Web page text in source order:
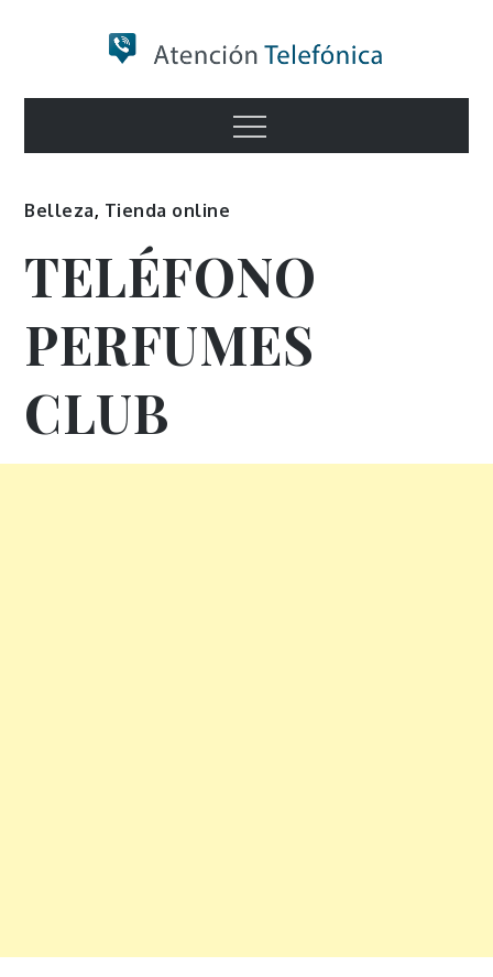
Numero de
Información
Menu
Belleza, Tienda online
TELÉFONO
PERFUMES
CLUB